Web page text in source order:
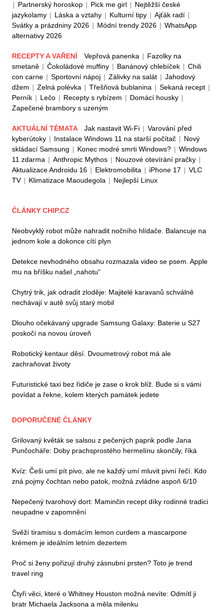
| Partnerský horoskop | Pick me girl | Nejtěžší české
jazykolamy | Láska a vztahy | Kulturní tipy | Ajťák radí |
Svátky a prázdniny 2026 | Módní trendy 2026 | WhatsApp
alternativy 2026
RECEPTY A VAŘENÍ Vepřová panenka | Fazolky na
smetaně | Čokoládové muffiny | Banánový chlebíček | Chili
con carne | Sportovní nápoj | Zálivky na salát | Jahodový
džem | Zelná polévka | Třešňová bublanina | Sekaná recept |
Perník | Lečo | Recepty s rybízem | Domácí housky |
Zapečené brambory s uzeným
AKTUÁLNÍ TÉMATA Jak nastavit Wi-Fi | Varování před
kyberútoky | Instalace Windows 11 na starší počítač | Nový
skládací Samsung | Konec modré smrti Windows? | Windows
11 zdarma | Anthropic Mythos | Nouzové otevírání pračky |
Aktualizace Androidu 16 | Elektromobilita | iPhone 17 | VLC
TV | Klimatizace Maoudegola | Nejlepší Linux
ČLÁNKY CHIP.CZ
Neobvyklý robot může nahradit nočního hlídače. Balancuje na
jednom kole a dokonce cítí plyn
Detekce nevhodného obsahu rozmazala video se psem. Apple
mu na bříšku našel „nahotu“
Chytrý trik, jak odradit zloděje: Majitelé karavanů schválně
nechávají v autě svůj starý mobil
Dlouho očekávaný upgrade Samsung Galaxy: Baterie u S27
poskočí na novou úroveň
Robotický kentaur děsí. Dvoumetrový robot má ale
zachraňovat životy
Futuristické taxi bez řidiče je zase o krok blíž. Bude si s vámi
povídat a řekne, kolem kterých památek jedete
DOPORUČENÉ ČLÁNKY
Grilovaný květák se salsou z pečených paprik podle Jana
Punčocháře: Doby prachsprostého hermelínu skončily, říká
Kvíz: Češi umí pít pivo, ale ne každý umí mluvit pivní řečí. Kdo
zná pojmy čochtan nebo patok, možná zvládne aspoň 6/10
Nepečený tvarohový dort: Maminčin recept díky rodinné tradici
neupadne v zapomnění
Svěží tiramisu s domácím lemon curdem a mascarpone
krémem je ideálním letním dezertem
Proč si ženy pořizují druhý zásnubní prsten? Toto je trend
travel ring
Čtyři věci, které o Whitney Houston možná nevíte: Odmítl ji
bratr Michaela Jacksona a měla milenku